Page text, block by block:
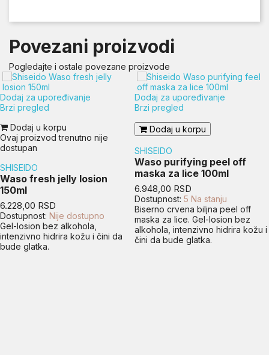
Povezani proizvodi
Pogledajte i ostale povezane proizvode
Dodaj za upoređivanje
Brzi pregled
Dodaj u korpu
Ovaj proizvod trenutno nije
dostupan
SHISEIDO
Waso fresh jelly losion
150ml
Cena
6.228,00 RSD
Dostupnost: Nije dostupno
Gel-losion bez alkohola,
intenzivno hidrira kožu i čini da
bude glatka.
Dodaj za upoređivanje
Brzi pregled
Dodaj u korpu
SHISEIDO
Waso purifying peel off
maska za lice 100ml
Cena
6.948,00 RSD
Dostupnost: 5 Na stanju
Biserno crvena biljna peel off
maska za lice. Gel-losion bez
alkohola, intenzivno hidrira kožu i
čini da bude glatka.